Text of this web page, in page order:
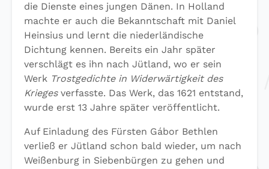
die Dienste eines jungen Dänen. In Holland
machte er auch die Bekanntschaft mit Daniel
Heinsius und lernt die niederländische
Dichtung kennen. Bereits ein Jahr später
verschlägt es ihn nach Jütland, wo er sein
Werk Trostgedichte in Widerwärtigkeit des
Kriegesverfasste. Das Werk, das 1621 entstand,
wurde erst 13 Jahre später veröffentlicht.
Auf Einladung des Fürsten Gábor Bethlen
verließ er Jütland schon bald wieder, um nach
Weißenburg in Siebenbürgen zu gehen und